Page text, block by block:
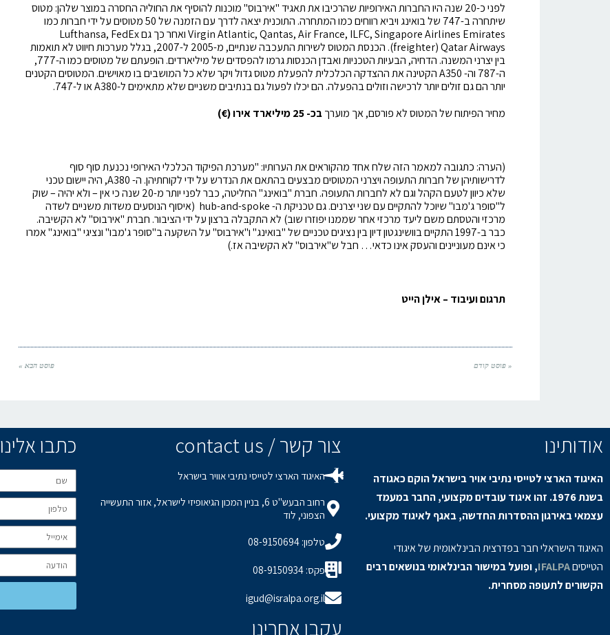
לפני כ-20 שנה היו החברות האירופיות שהרכיבו את תאגיד "אירבוס" מוכנות להוסיף את החוליה החסרה במוצר שלהן: מטוס
שיתחרה ב-747 של בואינג ויביא רווחים כמו המתחרה. התוכנית יצאה לדרך עם הזמנה של 50 מטוסים על ידי חברות כמו
Virgin Atlantic, Qantas, Air France, ILFC, Singapore Airlines Emirates ואחר כך גם Lufthansa, FedEx
(freighter) Qatar Airways. הכנסת המטוס לשירות התעכבה שנתיים, מ-2005 ל-2007, בגלל מערכות חיווט לא תואמות
בין יצרני המשנה. הדחיה, הבעיות הטכניות ואבדן הכנסות גרמו להפסדים של מיליארדים. הופעתם של מטוסים כמו ה-777,
ה-787 וה- A350 הקטינה את ההצדקה הכלכלית להפעלת מטוס גדול ויקר שלא כל המושבים בו מאוישים. המטוסים הקטנים
יותר הם גם זולים יותר לרכישה וזולים בהפעלה. הם יכלו לפעול גם בנתיבים משניים שלא מתאימים ל-A380 או ל-747.
מחיר הפיתוח של המטוס לא פורסם, אך מוערךבכ- 25 מיליארד אירו ( €)
(הערה: כתגובה למאמר הזה שלח אחד מהקוראים את הערותיו: "מערכת הפיקוד הכלכלי האירופי נכנעת סוף סוף
לדרישותיהן של חברות התעופה ויצרני המטוסים מבצעים בהתאם את הנדרש על ידי לקוחתיהן. ה- A380, היה יישום טכני
שלא כיוון לטעם הקהל וגם לא לחברות התעופה. חברת "בואינג" החליטה, כבר לפני יותר מ-20 שנה כי אין – ולא יהיה – שוק
ל"סופר ג'מבו" שיוכל להתקיים עם שני יצרנים. גם טכניקת ה- hub-and-spoke (איסוף הנוסעים משדות משניים לשדה
מרכזי והטסתם משם ליעד מרכזי אחר שממנו יפוזרו שוב) לא התקבלה ברצון על ידי הציבור. חברת "אירבוס" לא הקשיבה.
כבר ב-1997 התקיים בוושינגטון דיון בין נציגים טכניים של "בואינג" ו"אירבוס" על השקעה ב"סופר ג'מבו" ונציגי "בואינג" אמרו
כי אינם מעוניינים והעסק אינו כדאי… חבל ש"אירבוס" לא הקשיבה אז.)
תרגום ועיבוד – אילן הייט
« פוסט קודם פוסט הבא »
אודותינו
האיגוד הארצי לטייסי נתיבי אויר בישראל הוקם כאגודה
בשנת 1976. זהו איגוד עובדים מקצועי, החבר במעמד
עצמאי באירגון ההסדרות החדשה, באגף לאיגוד מקצועי.
האיגוד הישראלי חבר בפדרצית הבינלאומית של איגודי
הטייסיםIFALPA, ופועל במישור הבינלאומי בנושאים רבים
הקשורים לתעופה מסחרית.
צור קשר / contact us
האיגוד הארצי לטייסי נתיבי אוויר בישראל
רחוב הבעש"ט 6, בניין המכון הגיאופיזי לישראל, אזור התעשייה
הצפוני, לוד
טלפון: 08-9150694
פקס: 08-9150934
igud@isralpa.org.il
עקבו אחרינו
כתבו אלינו